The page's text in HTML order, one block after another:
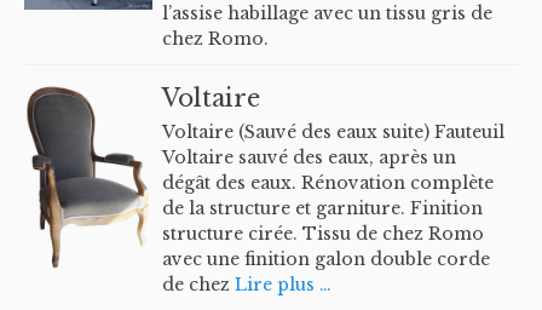
l’assise habillage avec un tissu gris de
chez Romo.
Voltaire
Voltaire (Sauvé des eaux suite) Fauteuil
Voltaire sauvé des eaux, après un
dégât des eaux. Rénovation complète
de la structure et garniture. Finition
structure cirée. Tissu de chez Romo
avec une finition galon double corde
de chezLire plus …